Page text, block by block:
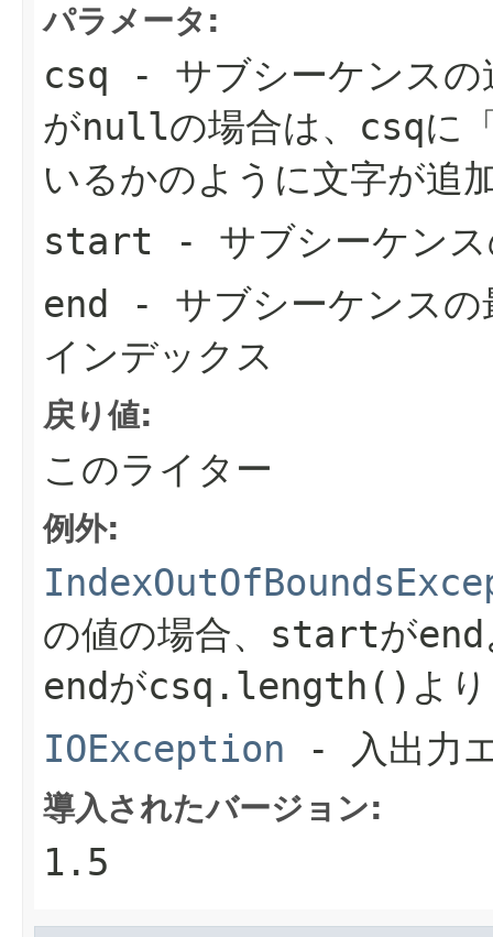
パラメータ:
csq - サブシーケンスの
がnullの場合は、 csqに
いるかのように文字が追
start - サブシーケンス
end - サブシーケンスの
インデックス
戻り値:
このライター
例外:
の値の場合、 startがend
endがcsq.length() よ
IOException - 入出力
導入されたバージョン:
1.5